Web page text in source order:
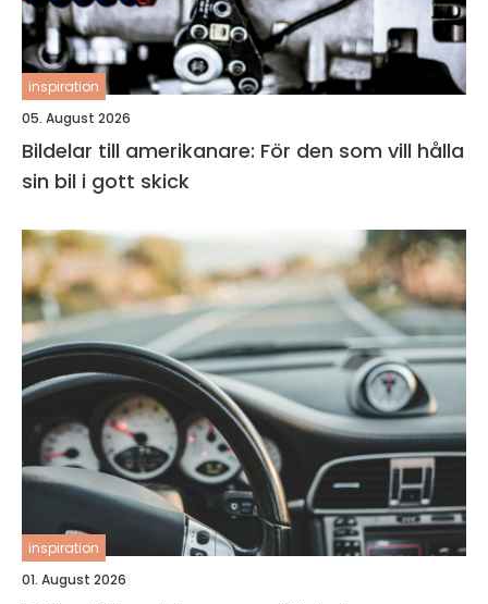
inspiration
05. August 2026
Bildelar till amerikanare: För den som vill hålla
sin bil i gott skick
inspiration
01. August 2026